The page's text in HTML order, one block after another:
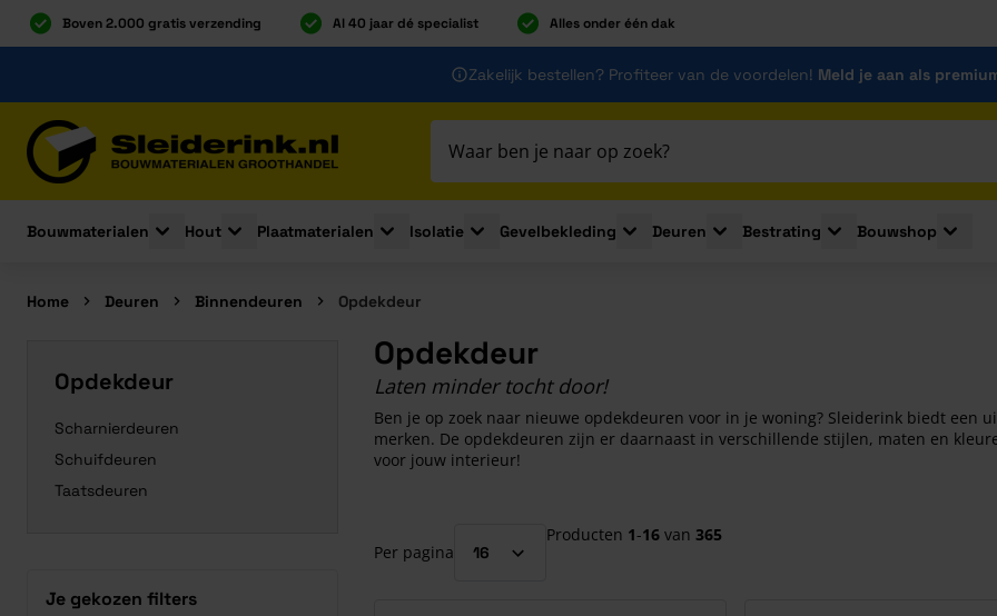
Boven 2.000 gratis verzending Al 40 jaar dé specialist Alles onder één dak
Zakelijk bestellen? Profiteer van de voordelen! Meld je aan als
Bouwmaterialen
Toggle submenu for Bouwmaterialen
Hout
Toggle submenu for Hout
Plaatmaterialen
Toggle submenu for Plaatmaterialen
Isolatie
Toggle submenu for Isolatie
Gevelbekleding
Toggle submenu for Gevelbekleding
Deuren
Toggle submenu for Deuren
Bestrating
Toggle submenu for
Bouwshop
Home Deuren Binnendeuren Opdekdeur
Opdekdeur
Scharnierdeuren
Schuifdeuren
Taatsdeuren
Je gekozen filters
Opdekdeur
Laten minder tocht door!
Ben je op zoek naar nieuwe opdekdeuren voor in je woning? Sleiderink biedt
merken. De opdekdeuren zijn er daarnaast in verschillende stijlen, maten en
voor jouw interieur!
Per pagina
Producten 1-16 van 365